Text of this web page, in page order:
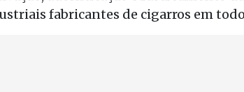
fabricantes de cigarros em